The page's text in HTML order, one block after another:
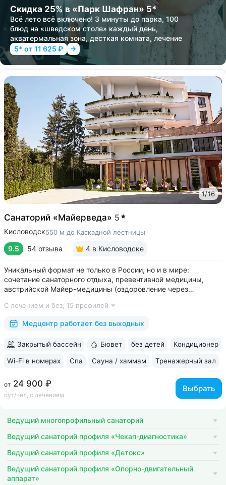
Скидка 25% в «Парк Шафран» 5*
Всё лето всё включено! 3 минуты до парка, 100
блюд на «шведском столе» каждый день,
акватермальная зона, десткая комната, лечение
5* от 11 625 ₽
1/16
Санаторий «Майерведа» 5
Кисловодск550 м до Каскадной лестницы
9.5 54 отзыва 4 в Кисловодске
Уникальный формат не только в России, но и в мире:
сочетание санаторного отдыха, превентивной медицины,
австрийской Майер-медицины (оздоровление через
Победитель международной премии The World Luxury Awards.
Премия «Вояж» за лучший велнес-проект...
С лечением и без, 15 профилей
Медцентр работает без выходных
от 24 900 ₽
сут/чел, с лечением
Выбрать
Закрытый бассейн Бювет без детей Кондиционер
Wi-Fi в номерах Спа Сауна / хаммам Тренажерный зал
Ведущий многопрофильный санаторий
Ведущий санаторий профиля «Чекап-диагностика»
Ведущий санаторий профиля «Детокс»
Ведущий санаторий профиля «Опорно-двигательный
аппарат»